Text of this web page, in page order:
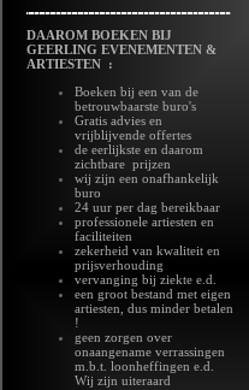
DAAROM BOEKEN BIJ
GEERLING EVENEMENTEN &
ARTIESTEN :
Boeken bij een van de
betrouwbaarste buro's
Gratis advies en
vrijblijvende offertes
de eerlijkste en daarom
zichtbare prijzen
wij zijn een onafhankelijk
buro
24 uur per dag bereikbaar
professionele artiesten en
faciliteiten
zekerheid van kwaliteit en
prijsverhouding
vervanging bij ziekte e.d.
een groot bestand met eigen
artiesten, dus minder betalen
!
geen zorgen over
onaangename verrassingen
m.b.t. loonheffingen e.d.
Wij zijn uiteraard